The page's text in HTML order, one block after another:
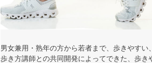
男女兼用・熟年の方から若者まで、歩きやすい
歩き方講師との共同開発によってできた、歩